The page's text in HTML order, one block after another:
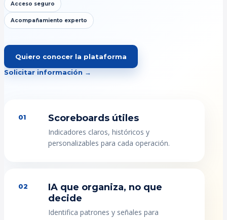
Acceso seguro
Acompañamiento experto
Quiero conocer la plataforma
Solicitar información →
01 Scoreboards útiles
Indicadores claros, históricos y
personalizables para cada operación.
02
IA que organiza, no que
decide
Identifica patrones y señales para